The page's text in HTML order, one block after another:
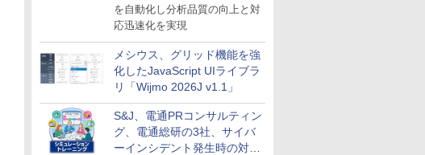
を自動化し分析品質の向上と対
応迅速化を実現
メシウス、グリッド機能を強
化したJavaScript UIライブラ
リ「Wijmo 2026J v1.1」
S&J、電通PRコンサルティン
グ、電通総研の3社、サイバ
ーインシデント発生時の対応